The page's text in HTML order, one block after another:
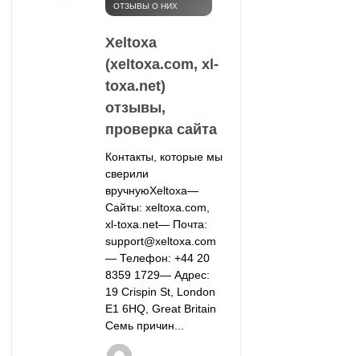
ОТЗЫВЫ О НИХ
Xeltoxa
(xeltoxa.com, xl-
toxa.net)
отзывы,
проверка сайта
Контакты, которые мы
сверили
вручнуюXeltoxa—
Сайты: xeltoxa.com,
xl-toxa.net— Почта:
support@xeltoxa.com
— Телефон: +44 20
8359 1729— Адрес:
19 Crispin St, London
E1 6HQ, Great Britain
Семь причин...